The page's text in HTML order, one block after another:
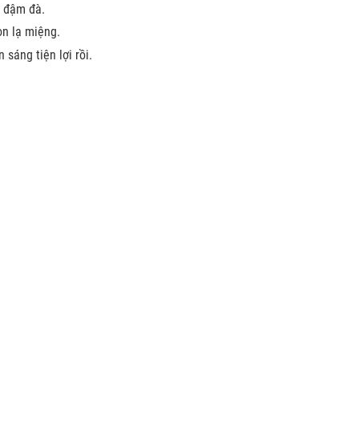
đà.
lạ miệng.
sáng tiện lợi rồi.